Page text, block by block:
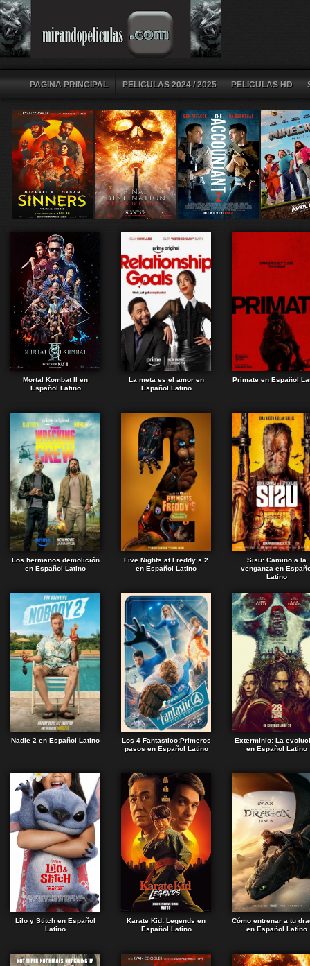
PAGINA PRINCIPAL PELICULAS 2024 / 2025 PELICULAS HD
Mortal Kombat II en
Español Latino
La meta es el amor en
Español Latino
Primate en Español
Los hermanos demolición
en Español Latino
Five Nights at Freddy’s 2
en Español Latino
Sisu: Camino a la
venganza en
Latino
Nadie 2 en Español Latino
Los 4 Fantastico:Primeros
pasos en Español Latino
Exterminio: La
en Español Latino
Lilo y Stitch en Español
Latino
Karate Kid: Legends en
Español Latino
Cómo entrenar a tu
en Español Latino